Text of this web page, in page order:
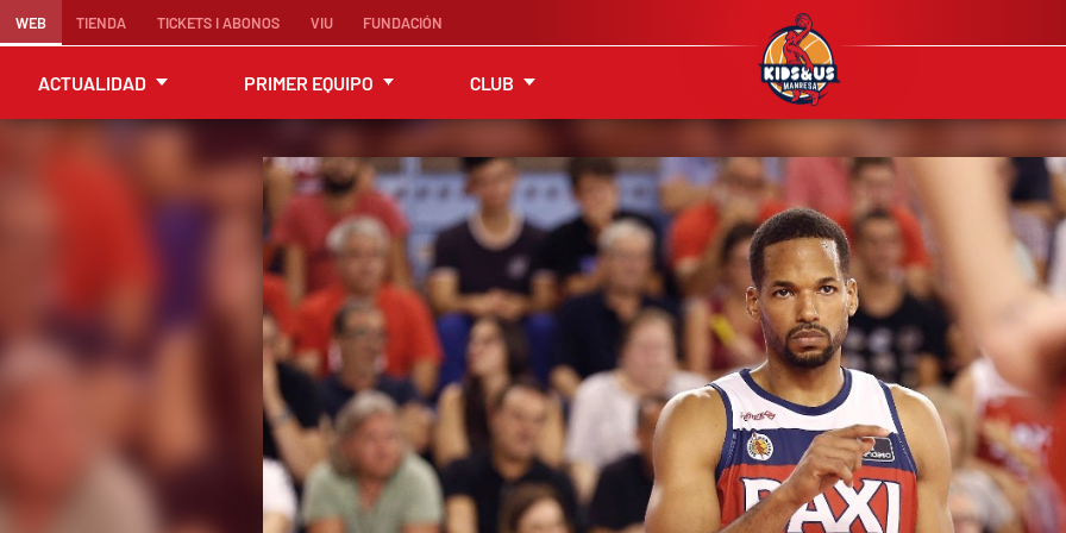
WEB TIENDA TICKETS I ABONOS VIU FUNDACIÓN
ACTUALIDAD PRIMER EQUIPO CLUB